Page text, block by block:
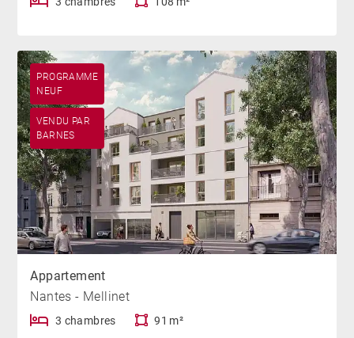
PROGRAMME
NEUF
VENDU PAR
BARNES
Appartement
Nantes - Mellinet
3 chambres 91 m²